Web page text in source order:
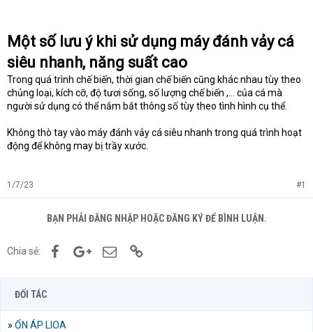
Một số lưu ý khi sử dụng máy đánh vảy cá
siêu nhanh, năng suất cao
Trong quá trình chế biến, thời gian chế biến cũng khác nhau tùy theo
chủng loại, kích cỡ, độ tươi sống, số lượng chế biến ,… của cá mà
người sử dụng có thể nắm bắt thông số tùy theo tình hình cụ thể.
Không thò tay vào máy đánh vảy cá siêu nhanh trong quá trình hoạt
động để không may bị trầy xước.
1/7/23 #1
BẠN PHẢI ĐĂNG NHẬP HOẶC ĐĂNG KÝ ĐỂ BÌNH LUẬN.
Chia sẻ: FacebookGoogle+Email
ĐỐI TÁC
» ỔN ÁP LIOA